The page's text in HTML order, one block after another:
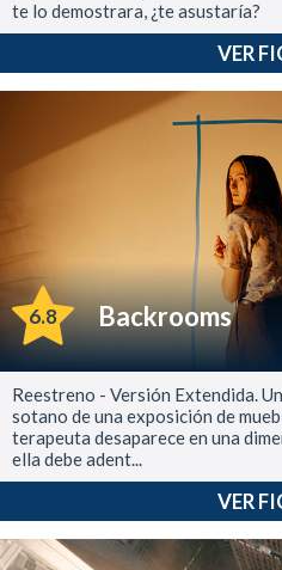
te lo demostrara, ¿te asustaría?
VER
6.8 Backrooms
Reestreno - Versión Extendida.
sotano de una exposición de
terapeuta desaparece en una
ella debe adent...
VER